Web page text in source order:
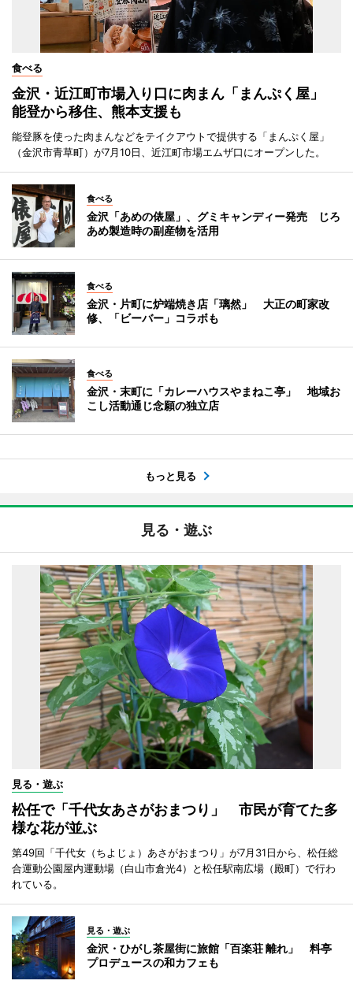
食べる
金沢・近江町市場入り口に肉まん「まんぷく屋」
能登から移住、熊本支援も
能登豚を使った肉まんなどをテイクアウトで提供する「まんぷく屋」
（金沢市青草町）が7月10日、近江町市場エムザ口にオープンした。
食べる
金沢「あめの俵屋」、グミキャンディー発売 じろ
あめ製造時の副産物を活用
食べる
金沢・片町に炉端焼き店「璃然」 大正の町家改
修、「ビーバー」コラボも
食べる
金沢・末町に「カレーハウスやまねこ亭」 地域お
こし活動通じ念願の独立店
もっと見る
見る・遊ぶ
見る・遊ぶ
松任で「千代女あさがおまつり」 市民が育てた多
様な花が並ぶ
第49回「千代女（ちよじょ）あさがおまつり」が7月31日から、松任総
合運動公園屋内運動場（白山市倉光4）と松任駅南広場（殿町）で行わ
れている。
見る・遊ぶ
金沢・ひがし茶屋街に旅館「百楽荘 離れ」 料亭
プロデュースの和カフェも